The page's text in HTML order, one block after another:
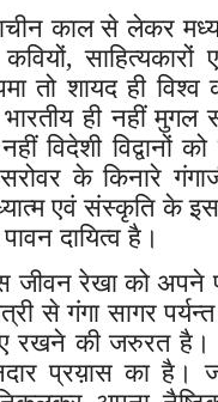
काल से लेकर
कवियों,
तो शायद ही विश्व
भारतीय ही नहीं
विदेशी विद्वानों
के किनारे
एवं संस्कृति के
दायित्व है।
जीवन रेखा को अपने
से गंगा सागर
रखने की जरुरत
प्रय़ास का